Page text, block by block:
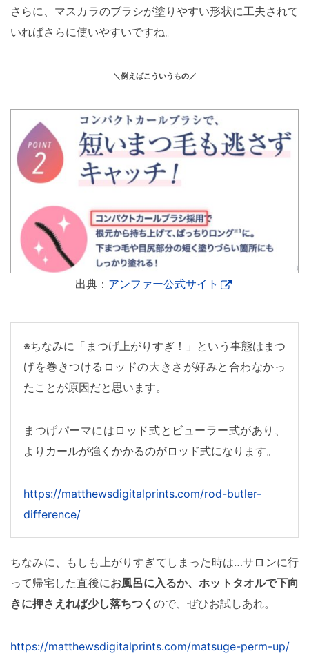
さらに、マスカラのブラシが塗りやすい形状に工夫されて
いればさらに使いやすいですね。
＼例えばこういうもの／
出典： アンファー公式サイト
※ちなみに「まつげ上がりすぎ！」という事態はまつ
げを巻きつけるロッドの大きさが好みと合わなかっ
たことが原因だと思います。
まつげパーマにはロッド式とビューラー式があり、
よりカールが強くかかるのがロッド式になります。
https://matthewsdigitalprints.com/rod-butler-
difference/
ちなみに、もしも上がりすぎてしまった時は…サロンに行
って帰宅した直後にお風呂に入るか、ホットタオルで下向
きに押さえれば少し落ちつく ので、ぜひお試しあれ。
https://matthewsdigitalprints.com/matsuge-perm-up/